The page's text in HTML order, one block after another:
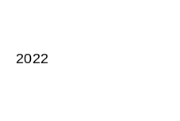
2022